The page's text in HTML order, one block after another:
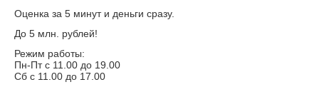
Оценка за 5 минут и деньги сразу.
До 5 млн. рублей!
Режим работы:
Пн-Пт c 11.00 до 19.00
Сб с 11.00 до 17.00